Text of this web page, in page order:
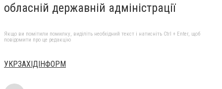
обласній державній адміністрації
Якщо ви помітили помилку, виділіть необхідний текст і натисніть Ctrl + Enter, щоб
повідомити про це редакцію
УКРЗАХІДІНФОРМ